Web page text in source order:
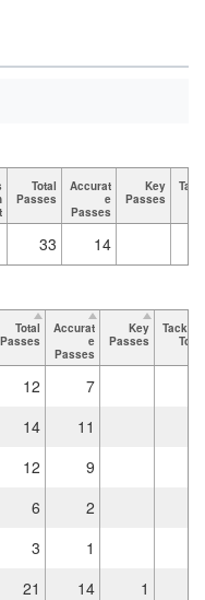
Total
Passes
Accurat
e
Passes
Key
Passes
33 14
Total
Passes
Accurat
e
Passes
Key
Passes
Tackles
Total
12 7
14 11
12 9
6 2
3
1
21 14 1